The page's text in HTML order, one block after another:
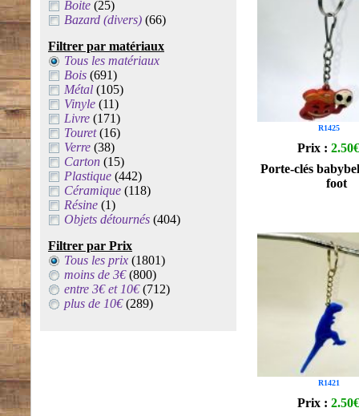
Boite (25)
Bazard (divers) (66)
Filtrer par matériaux
Tous les matériaux
Bois (691)
Métal (105)
Vinyle (11)
Livre (171)
Touret(16)
Verre (38)
Carton (15)
Plastique (442)
Céramique (118)
Résine (1)
Objets détournés (404)
Filtrer par Prix
Tous les prix (1801)
moins de 3€(800)
entre 3€ et 10€(712)
plus de 10€(289)
R1425
Prix : 2.50€
Porte-clés
foot
R1421
Prix : 2.50€